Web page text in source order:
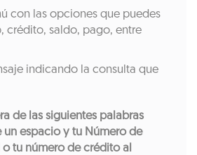
con las opciones que puedes
crédito, saldo, pago, entre
indicando la consulta que
de las siguientes palabras
un espacio y tu Número de
tu número de crédito al